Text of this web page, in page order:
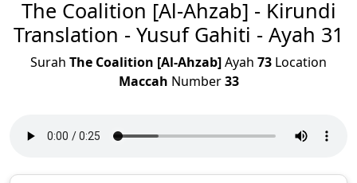
The Coalition [Al-Ahzab] - Kirundi
Translation - Yusuf Gahiti - Ayah 31
Surah The Coalition [Al-Ahzab]Ayah 73 Location
Maccah Number33